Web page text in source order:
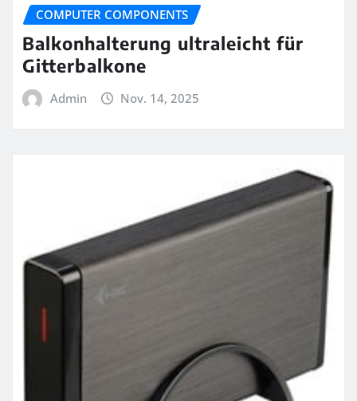
COMPUTER COMPONENTS
Balkonhalterung ultraleicht für
Gitterbalkone
Admin Nov. 14, 2025